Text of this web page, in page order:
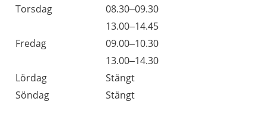
Torsdag
08.30–09.30
13.00–14.45
Fredag
09.00–10.30
13.00–14.30
Lördag
Stängt
Söndag
Stängt